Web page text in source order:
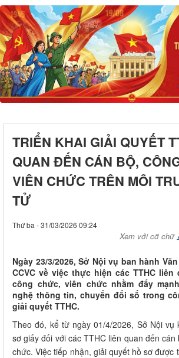
TRIỂN KHAI GIẢI QUYẾT
QUAN ĐẾN CÁN BỘ,
VIÊN CHỨC TRÊN MÔI
TỬ
Thứ ba - 31/03/2026 09:24
Xem với cỡ chữ
​Ngày 23/3/2026, Sở Nội vụ ban hành
CCVC về việc thực hiện các TTHC liên
công chức, viên chức nhằm đẩy
nghệ thông tin, chuyển đổi số trong
giải quyết TTHC.
Theo đó, kể từ ngày 01/4/2026, Sở Nội vụ
sơ giấy đối với các TTHC liên quan đến
chức. Việc tiếp nhận, giải quyết hồ sơ được